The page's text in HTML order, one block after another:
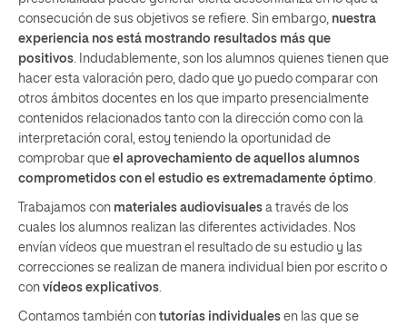
consecución de sus objetivos se refiere. Sin embargo, nuestra
experiencia nos está mostrando resultados más que
positivos. Indudablemente, son los alumnos quienes tienen que
hacer esta valoración pero, dado que yo puedo comparar con
otros ámbitos docentes en los que imparto presencialmente
contenidos relacionados tanto con la dirección como con la
interpretación coral, estoy teniendo la oportunidad de
comprobar que el aprovechamiento de aquellos alumnos
comprometidos con el estudio es extremadamente óptimo.
Trabajamos con materiales audiovisuales a través de los
cuales los alumnos realizan las diferentes actividades. Nos
envían vídeos que muestran el resultado de su estudio y las
correcciones se realizan de manera individual bien por escrito o
con vídeos explicativos.
Contamos también con tutorías individuales en las que se